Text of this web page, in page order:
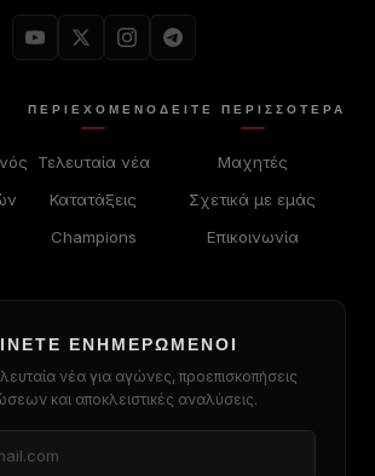
ΠΕΡΙΕΧΌΜΕΝΟ
Τελευταία νέα
Κατατάξεις
Champions
ΔΕΊΤΕ ΠΕΡΙΣΣΟΤΕΡΑ
Μαχητές
Σχετικά με εμάς
Επικοινωνία
ΕΝΗΜΕΡΩΜΈΝΟΙ
νέα για αγώνες, προεπισκοπήσεις
και αποκλειστικές αναλύσεις.